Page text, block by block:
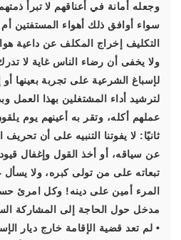
وجعله أمانة في أعناقهم لا تبرأ
سواء أوافق ذلك أهواء المستفتين أم
التكليف إخراج المكلف عن داعية
ولا يخفى أن رضاء الناس غاية لا
لإسباغ الشرعية على تجربة بعينها
لترشيد أداء المشتغلين بهذا العمل
عملهم أكله، وتقر به أعينهم يوم
ثانيًا: لا يفوتنا التنبيه على أن
عن سياقه، أو أخذ القول وإغفال
تبعاته على من تولى كبره، ولا
المرء أمين على دينه! وكل امرئ
مدخل حول الحاجة إلى المشاركة
• لم تعد قضية الإقامة خارج ديار